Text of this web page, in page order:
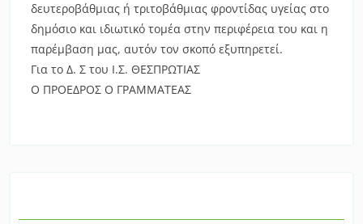
δευτεροβάθμιας ή τριτοβάθμιας φροντίδας υγείας στο
δημόσιο και ιδιωτικό τομέα στην περιφέρεια του και η
παρέμβαση μας, αυτόν τον σκοπό εξυπηρετεί.
Για το Δ. Σ του Ι.Σ. ΘΕΣΠΡΩΤΙΑΣ
Ο ΠΡΟΕΔΡΟΣ Ο ΓΡΑΜΜΑΤΕΑΣ